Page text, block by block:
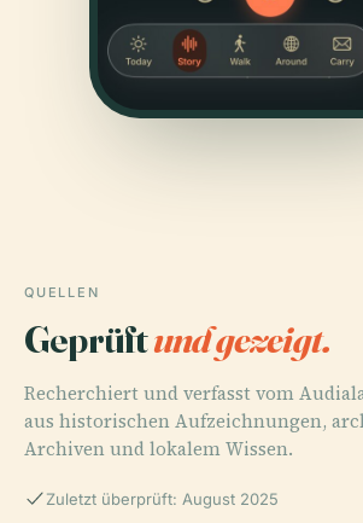
QUELLEN
Geprüftund gezeigt.
Recherchiert und verfasst vom
aus historischen Aufzeichnungen,
Archiven und lokalem Wissen.
Zuletzt überprüft: August 2025